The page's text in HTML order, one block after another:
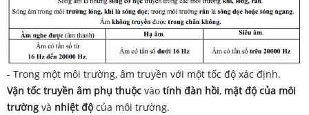
- Trong một môi trường, âm truyền với một tốc độ xác định.
Vận tốc truyền âm phụ thuộc vào tính đàn hồi, mật độ của môi
trường và nhiệt độcủa môi trường.